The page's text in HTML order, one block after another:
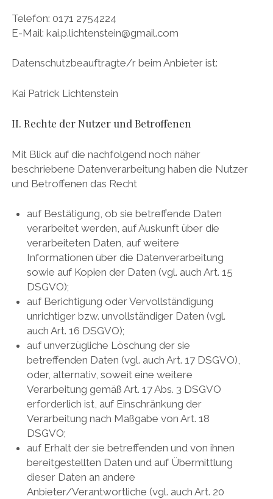
Telefon: 0171 2754224
E-Mail: kai.p.lichtenstein@gmail.com
Datenschutzbeauftragte/r beim Anbieter ist:
Kai Patrick Lichtenstein
II. Rechte der Nutzer und Betroffenen
Mit Blick auf die nachfolgend noch näher
beschriebene Datenverarbeitung haben die Nutzer
und Betroffenen das Recht
auf Bestätigung, ob sie betreffende Daten
verarbeitet werden, auf Auskunft über die
verarbeiteten Daten, auf weitere
Informationen über die Datenverarbeitung
sowie auf Kopien der Daten (vgl. auch Art. 15
DSGVO);
auf Berichtigung oder Vervollständigung
unrichtiger bzw. unvollständiger Daten (vgl.
auch Art. 16 DSGVO);
auf unverzügliche Löschung der sie
betreffenden Daten (vgl. auch Art. 17 DSGVO),
oder, alternativ, soweit eine weitere
Verarbeitung gemäß Art. 17 Abs. 3 DSGVO
erforderlich ist, auf Einschränkung der
Verarbeitung nach Maßgabe von Art. 18
DSGVO;
auf Erhalt der sie betreffenden und von ihnen
bereitgestellten Daten und auf Übermittlung
dieser Daten an andere
Anbieter/Verantwortliche (vgl. auch Art. 20